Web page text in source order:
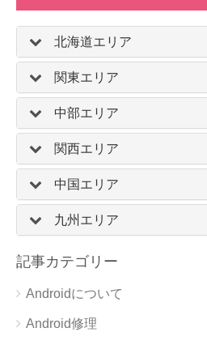
北海道エリア
関東エリア
中部エリア
関西エリア
中国エリア
九州エリア
記事カテゴリー
Androidについて
Android修理